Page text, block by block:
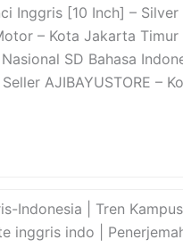
Inggris [10 Inch] – Silver
– Kota Jakarta Timur
SD Bahasa
AJIBAYUSTORE –
Indonesia | Tren Kampus
inggris indo |